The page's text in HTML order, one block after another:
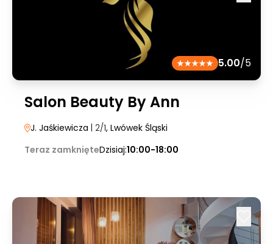
5.00/5
Salon Beauty By Ann
J. Jaśkiewicza | 2/1, Lwówek Śląski
Teraz zamknięteDzisiaj:10:00-18:00